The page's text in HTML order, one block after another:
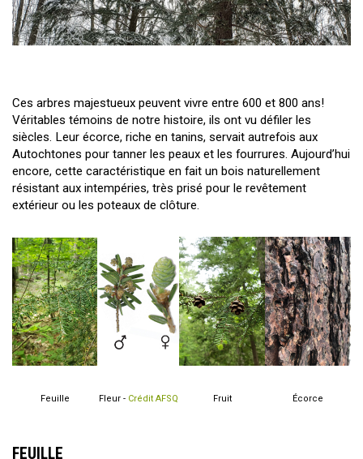
Ces arbres majestueux peuvent vivre entre 600 et 800 ans!
Véritables témoins de notre histoire, ils ont vu défiler les
siècles. Leur écorce, riche en tanins, servait autrefois aux
Autochtones pour tanner les peaux et les fourrures. Aujourd’hui
encore, cette caractéristique en fait un bois naturellement
résistant aux intempéries, très prisé pour le revêtement
extérieur ou les poteaux de clôture.
Feuille Fleur - Crédit AFSQ Fruit Écorce
FEUILLE